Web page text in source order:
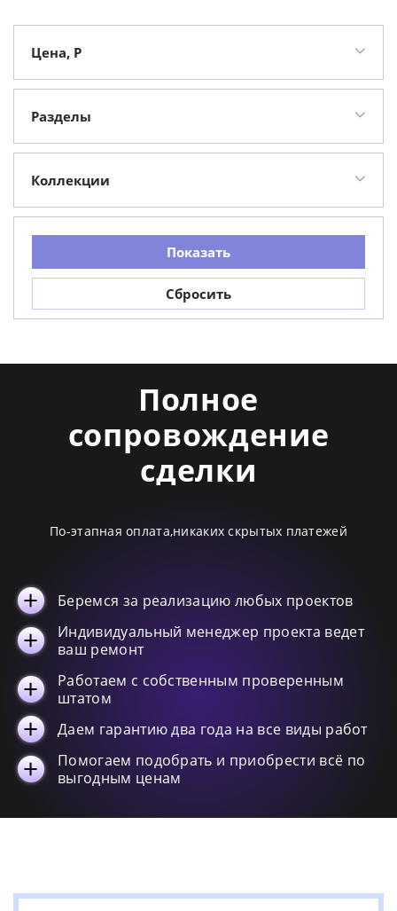
Цена, Р
Разделы
Бассейны 19
Коллекции
Спа бассейны 19
Показать
Сбросить
Полное
сопровождение
сделки
По-этапная оплата,никаких скрытых платежей
Беремся за реализацию любых проектов
Индивидуальный менеджер проекта ведет
ваш ремонт
Работаем с собственным проверенным
штатом
Даем гарантию два года на все виды работ
Помогаем подобрать и приобрести всё по
выгодным ценам